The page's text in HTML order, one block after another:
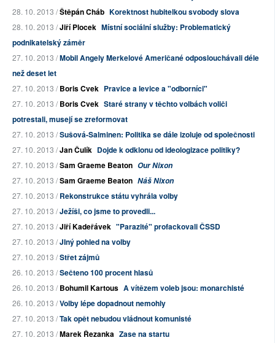
28. 10. 2013 /Štěpán Cháb Korektnost hubitelkou svobody slova
28. 10. 2013 /Jiří Plocek Místní sociální služby: Problematický
podnikatelský záměr
27. 10. 2013 /Mobil Angely Merkelové Američané odposlouchávali déle
než deset let
27. 10. 2013 /Boris Cvek Pravice a levice a "odborníci"
27. 10. 2013 /Boris Cvek Staré strany v těchto volbách voliči
potrestali, musejí se zreformovat
27. 10. 2013 /Sušová-Salminen: Politika se dále izoluje od společnosti
27. 10. 2013 /Jan Čulík Dojde k odklonu od ideologizace politiky?
27. 10. 2013 /Sam Graeme Beaton Our Nixon
27. 10. 2013 /Sam Graeme Beaton Náš Nixon
27. 10. 2013 /Rekonstrukce státu vyhrála volby
27. 10. 2013 /Ježíši, co jsme to provedli...
27. 10. 2013 /Jiří Kadeřávek "Parazité" profackovali ČSSD
27. 10. 2013 /JIný pohled na volby
27. 10. 2013 /Střet zájmů
26. 10. 2013 /Sečteno 100 procent hlasů
26. 10. 2013 /Bohumil Kartous A vítězem voleb jsou: monarchisté
26. 10. 2013 /Volby lépe dopadnout nemohly
27. 10. 2013 /Tak opět nebudou vládnout komunisté
27. 10. 2013 /Marek Řezanka Zase na startu